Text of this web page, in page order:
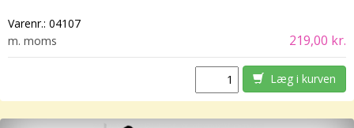
Varenr.: 04107
m. moms
219,00 kr.
Læg i kurven